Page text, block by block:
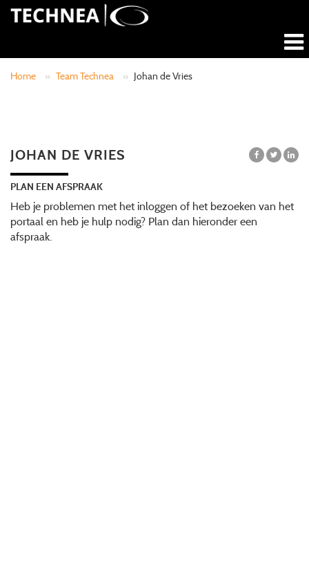
Home » Team Technea » Johan de Vries
JOHAN DE VRIES
PLAN EEN AFSPRAAK
Heb je problemen met het inloggen of het bezoeken van het
portaal en heb je hulp nodig? Plan dan hieronder een
afspraak.